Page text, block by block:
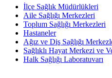
İlçe Sağlık Müdürlükleri
Aile Sağlığı Merkezleri
Toplum Sağlığı Merkezleri
Hastaneler
Ağız ve Diş Sağlığı
Sağlıklı Hayat Merkezi ve
Halk Sağlığı Laboratuvarı